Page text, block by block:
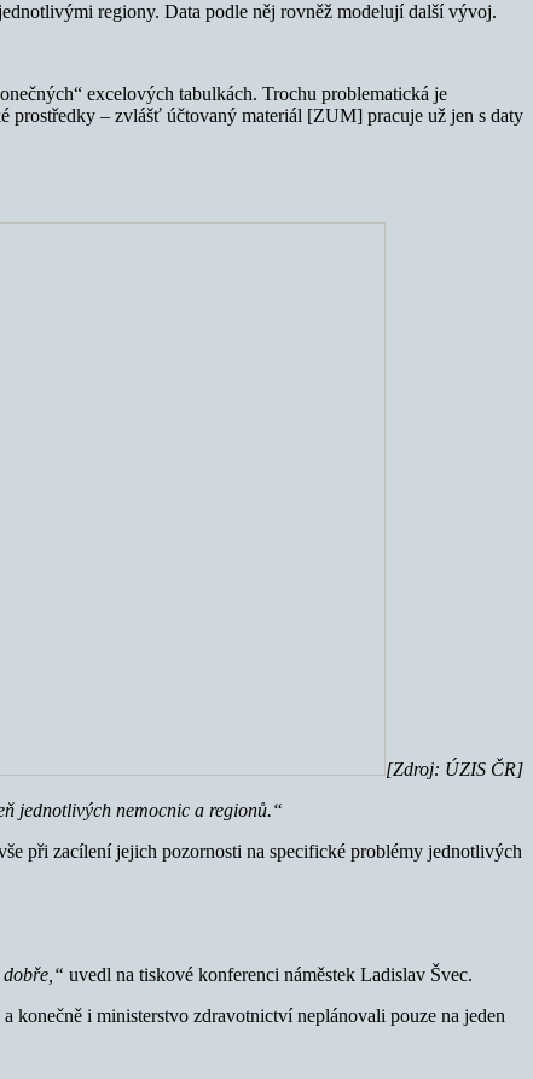
regiony. Data podle něj rovněž modelují další vývoj.
excelových tabulkách. Trochu problematická je
prostředky – zvlášť účtovaný materiál [ZUM] pracuje už jen s daty
[Zdroj: ÚZIS ČR]
jednotlivých nemocnic a regionů.“
při zacílení jejich pozornosti na specifické problémy jednotlivých
uvedl na tiskové konferenci náměstek Ladislav Švec.
konečně i ministerstvo zdravotnictví neplánovali pouze na jeden